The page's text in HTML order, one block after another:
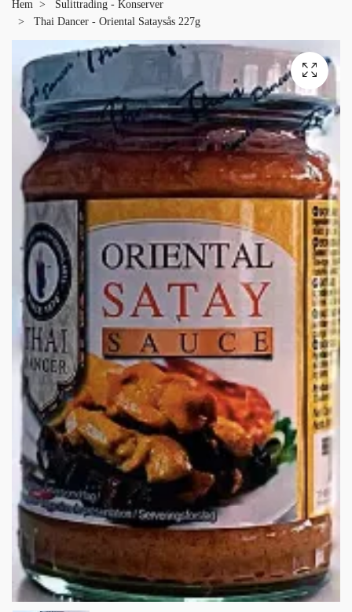
Hem
Sulittrading - Konserver
Thai Dancer - Oriental Sataysås 227g